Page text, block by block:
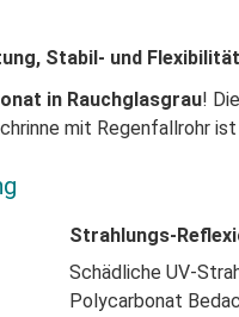
Stabil- und Flexibilität
in Rauchglasgrau!
mit Regenfallrohr
Strahlungs-
Schädliche UV-
Polycarbonat